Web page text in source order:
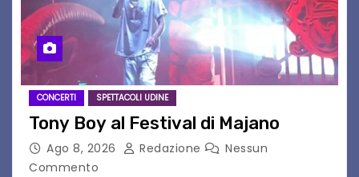
CONCERTI SPETTACOLI UDINE
Tony Boy al Festival di Majano
Ago 8, 2026 Redazione
Nessun
Commento